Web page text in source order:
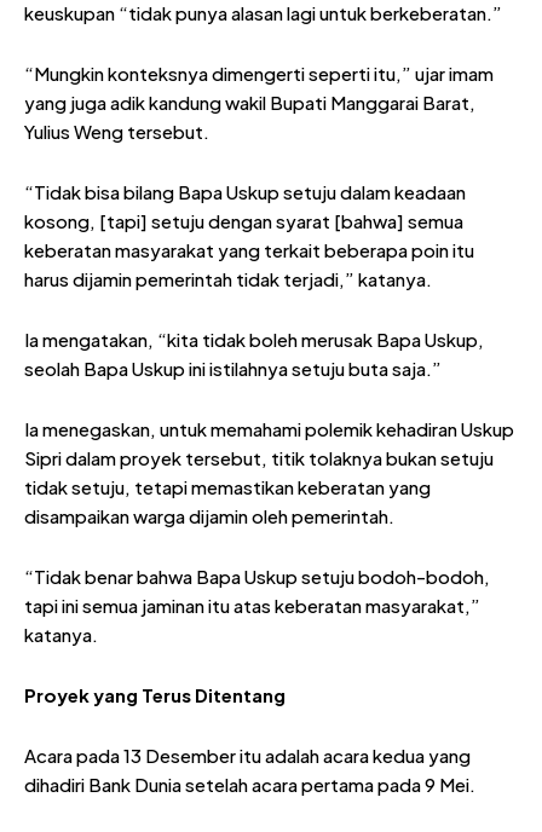
keuskupan “tidak punya alasan lagi untuk berkeberatan.”
“Mungkin konteksnya dimengerti seperti itu,” ujar imam
yang juga adik kandung wakil Bupati Manggarai Barat,
Yulius Weng tersebut.
“Tidak bisa bilang Bapa Uskup setuju dalam keadaan
kosong, [tapi] setuju dengan syarat [bahwa] semua
keberatan masyarakat yang terkait beberapa poin itu
harus dijamin pemerintah tidak terjadi,” katanya.
Ia mengatakan, “kita tidak boleh merusak Bapa Uskup,
seolah Bapa Uskup ini istilahnya setuju buta saja.”
Ia menegaskan, untuk memahami polemik kehadiran Uskup
Sipri dalam proyek tersebut, titik tolaknya bukan setuju
tidak setuju, tetapi memastikan keberatan yang
disampaikan warga dijamin oleh pemerintah.
“Tidak benar bahwa Bapa Uskup setuju bodoh-bodoh,
tapi ini semua jaminan itu atas keberatan masyarakat,”
katanya.
Proyek yang Terus Ditentang
Acara pada 13 Desember itu adalah acara kedua yang
dihadiri Bank Dunia setelah acara pertama pada 9 Mei.